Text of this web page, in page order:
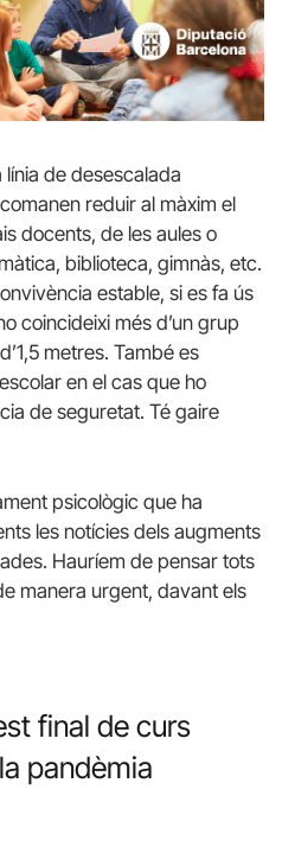
de desescalada
reduir al màxim el
docents, de les aules o
biblioteca, gimnàs, etc.
estable, si es fa ús
coincideixi més d’un grup
metres. També es
en el cas que ho
de seguretat. Té gaire
psicològic que ha
les notícies dels augments
Hauríem de pensar tots
manera urgent, davant els
final de curs
pandèmia